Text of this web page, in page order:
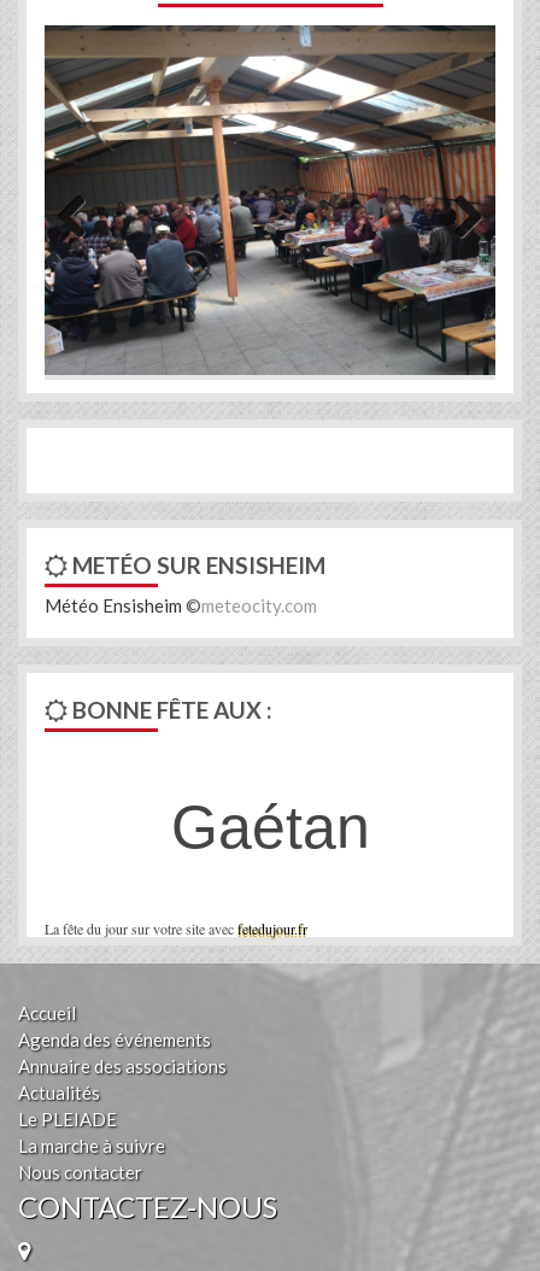
Previous Next
METÉO SUR ENSISHEIM
Météo Ensisheim ©meteocity.com
BONNE FÊTE AUX :
La fête du jour sur votre site avecfetedujour.fr
Gaétan
Accueil
Agenda des événements
Annuaire des associations
Actualités
Le PLEIADE
La marche à suivre
Nous contacter
CONTACTEZ-NOUS